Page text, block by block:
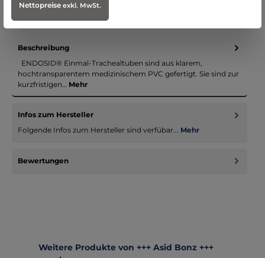
Beschreibung
ENDOSID® Einmal-Trachealtuben sind aus klarem,
hochtransparentem medizinischem PVC gefertigt. Sie sind zur
kurzfristigen… Mehr
Infos zum Hersteller
Folgende Infos zum Hersteller sind verfübar... Mehr
Bewertungen
Produktgalerie überspringen
Weitere Produkte von +++ Asid Bonz +++
Nettopreiseexkl. MwSt.